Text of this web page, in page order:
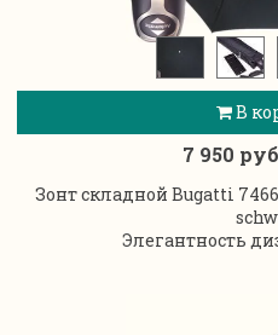
В
7 950
Зонт складной Bugatti
Элегантность